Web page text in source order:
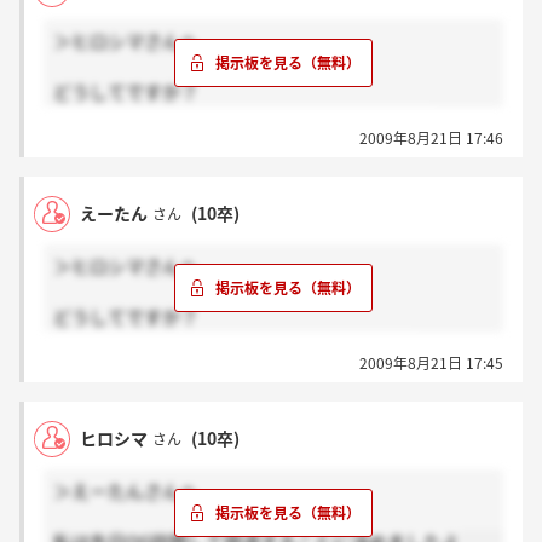
＞ヒロシマさんへ
どうしてですか？
2009年8月21日 17:46
えーたん さん (10卒)
＞ヒロシマさんへ
どうしてですか？
2009年8月21日 17:45
ヒロシマ さん (10卒)
＞えーたんさんへ